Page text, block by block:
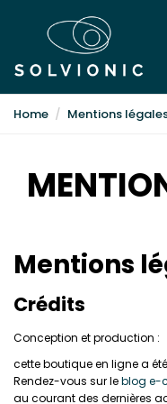
Home Mentions
Mentions
Crédits
Conception et production :
cette boutique en ligne a
Rendez-vous sur leblog e-
au courant des dernières